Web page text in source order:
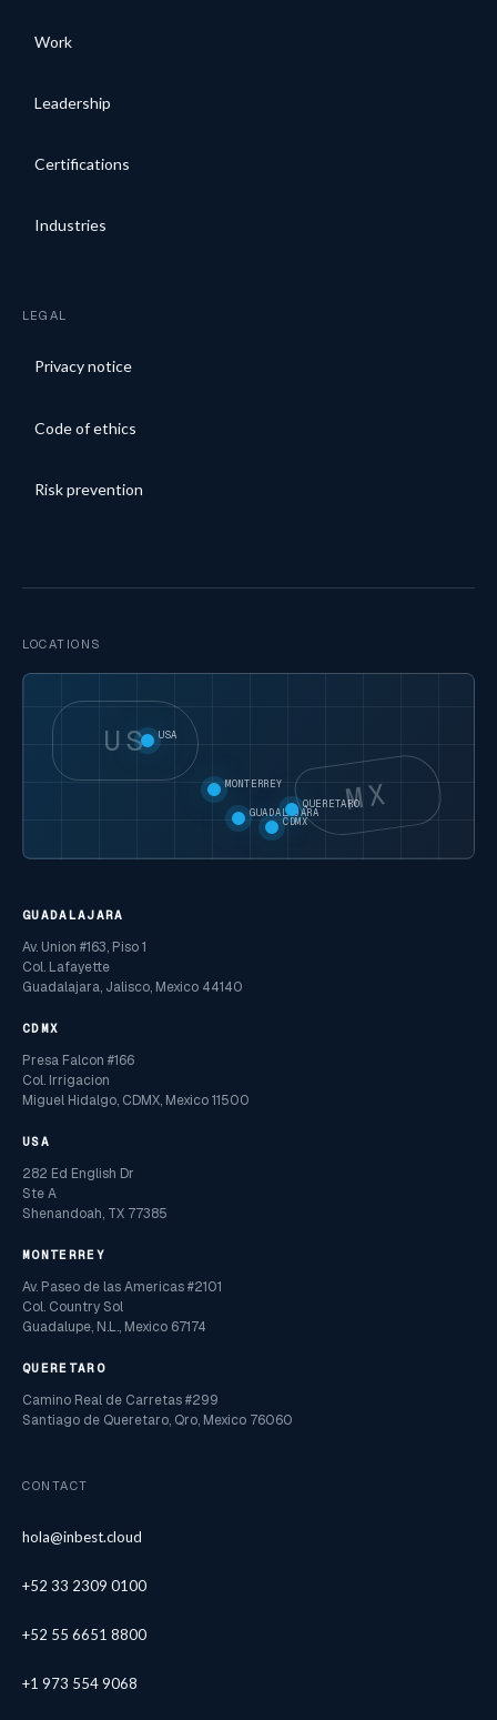
Work
Leadership
Certifications
Industries
LEGAL
Privacy notice
Code of ethics
Risk prevention
LOCATIONS
US
MX
USA
MONTERREY
GUADALAJARA
CDMX
QUERETARO
GUADALAJARA
Av. Union #163, Piso 1
Col. Lafayette
Guadalajara, Jalisco, Mexico 44140
CDMX
Presa Falcon #166
Col. Irrigacion
Miguel Hidalgo, CDMX, Mexico 11500
USA
282 Ed English Dr
Ste A
Shenandoah, TX 77385
MONTERREY
Av. Paseo de las Americas #2101
Col. Country Sol
Guadalupe, N.L., Mexico 67174
QUERETARO
Camino Real de Carretas #299
Santiago de Queretaro, Qro, Mexico 76060
CONTACT
hola@inbest.cloud
+52 33 2309 0100
+52 55 6651 8800
+1 973 554 9068